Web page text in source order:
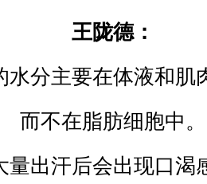
王陇德：
水分主要在体液和肌
而不在脂肪细胞中。
量出汗后会出现口渴